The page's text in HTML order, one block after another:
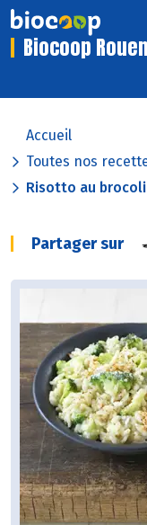
Biocoop
Accueil
Toutes nos
Risotto au
Partager sur